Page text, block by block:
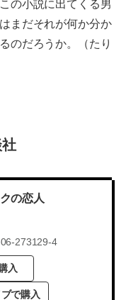
の小説に出てくる男
まだそれが何か分か
のだろうか。（たり
の恋人
273129-4
入
で購入